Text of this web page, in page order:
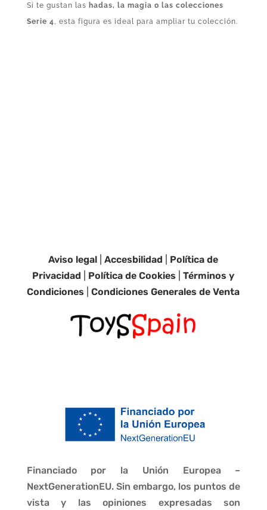
Si te gustan las hadas, la magia o las colecciones
Serie 4 , esta figura es ideal para ampliar tu colección.
Aviso legal |Accesbilidad
Política de
Privacidad
Política de Cookies |Términos y
Condiciones |Condiciones Generales de Venta
Financiado por la Unión Europea –
NextGenerationEU. Sin embargo, los puntos de
vista y las opiniones expresadas son